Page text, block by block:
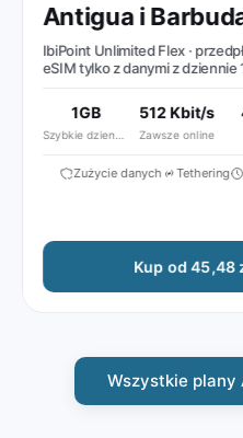
Antigua i Barbuda
IbiPoint Unlimited Flex ·
eSIM tylko z danymi z dziennie
~512 Kbit/s*
1GB
Szybkie dziennie
512 Kbit/s
Zawsze online
Zużycie danych Tethering
Kup od 45,48 zł
Wszystkie plany